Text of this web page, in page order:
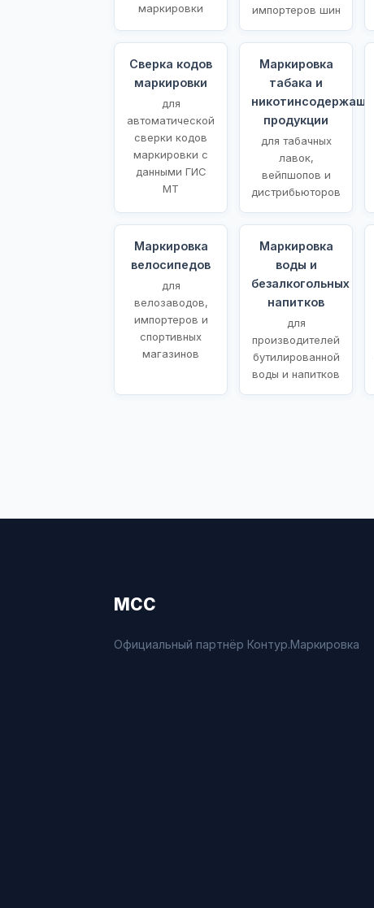
маркировки
импортеров шин
Сверка кодов
маркировки
для
автоматической
сверки кодов
маркировки с
данными ГИС
МТ
Маркировка
табака и
никотинсодержащей
продукции
для табачных
лавок,
вейпшопов и
дистрибьюторов
Маркировка
велосипедов
для
велозаводов,
импортеров и
спортивных
магазинов
Маркировка
воды и
безалкогольных
напитков
для
производителей
бутилированной
воды и напитков
МСС
Официальный партнёр Контур.Маркировка